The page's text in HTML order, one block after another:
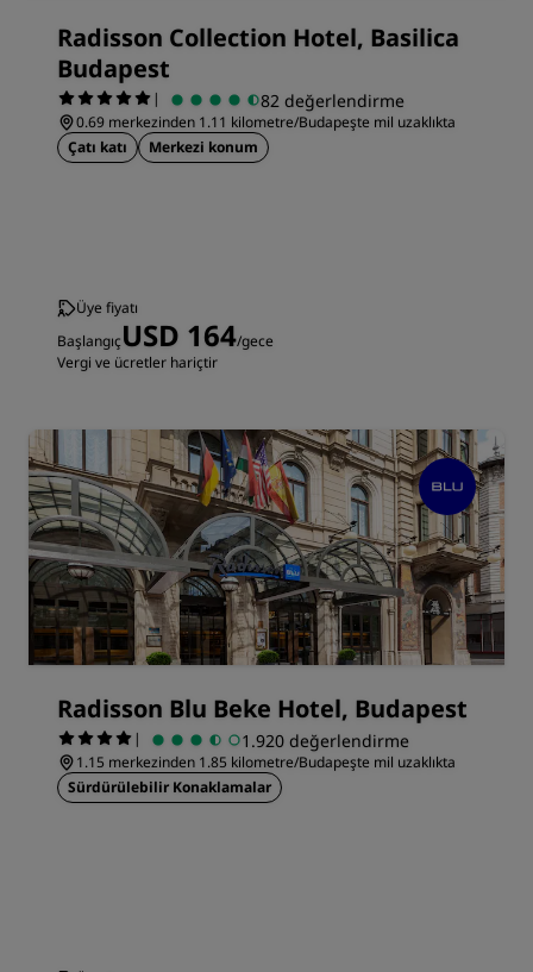
Radisson Collection Hotel, Basilica
Budapest
| 82 değerlendirme
0.69 merkezinden 1.11 kilometre/Budapeşte mil uzaklıkta
Çatı katı
Merkezi konum
Üye fiyatı
BaşlangıçUSD 164/gece
Vergi ve ücretler hariçtir
Radisson Blu Beke Hotel, Budapest
| 1.920 değerlendirme
1.15 merkezinden 1.85 kilometre/Budapeşte mil uzaklıkta
Sürdürülebilir Konaklamalar